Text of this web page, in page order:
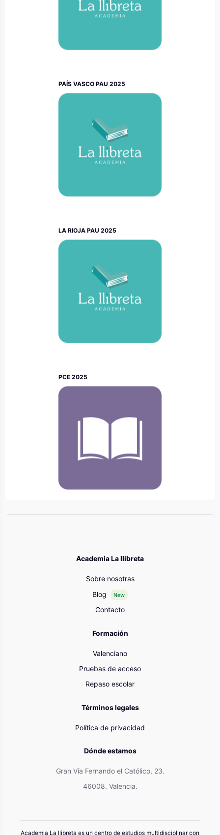
PAÍS VASCO PAU 2025
LA RIOJA PAU 2025
PCE 2025
Academia La llibreta
Sobre nosotras
Blog
New
Contacto
Formación
Valenciano
Pruebas de acceso
Repaso escolar
Términos legales
Política de privacidad
Dónde estamos
Gran Vía Fernando el Católico, 23.
46008. Valencia.
Academia La llibreta es un centro de estudios multidisciplinar con